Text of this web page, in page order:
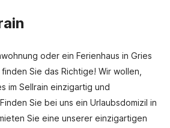
oder ein Ferienhaus in Gries
Sie das Richtige! Wir wollen,
im Sellrain einzigartig und
Sie bei uns ein Urlaubsdomizil in
Sie eine unserer einzigartigen